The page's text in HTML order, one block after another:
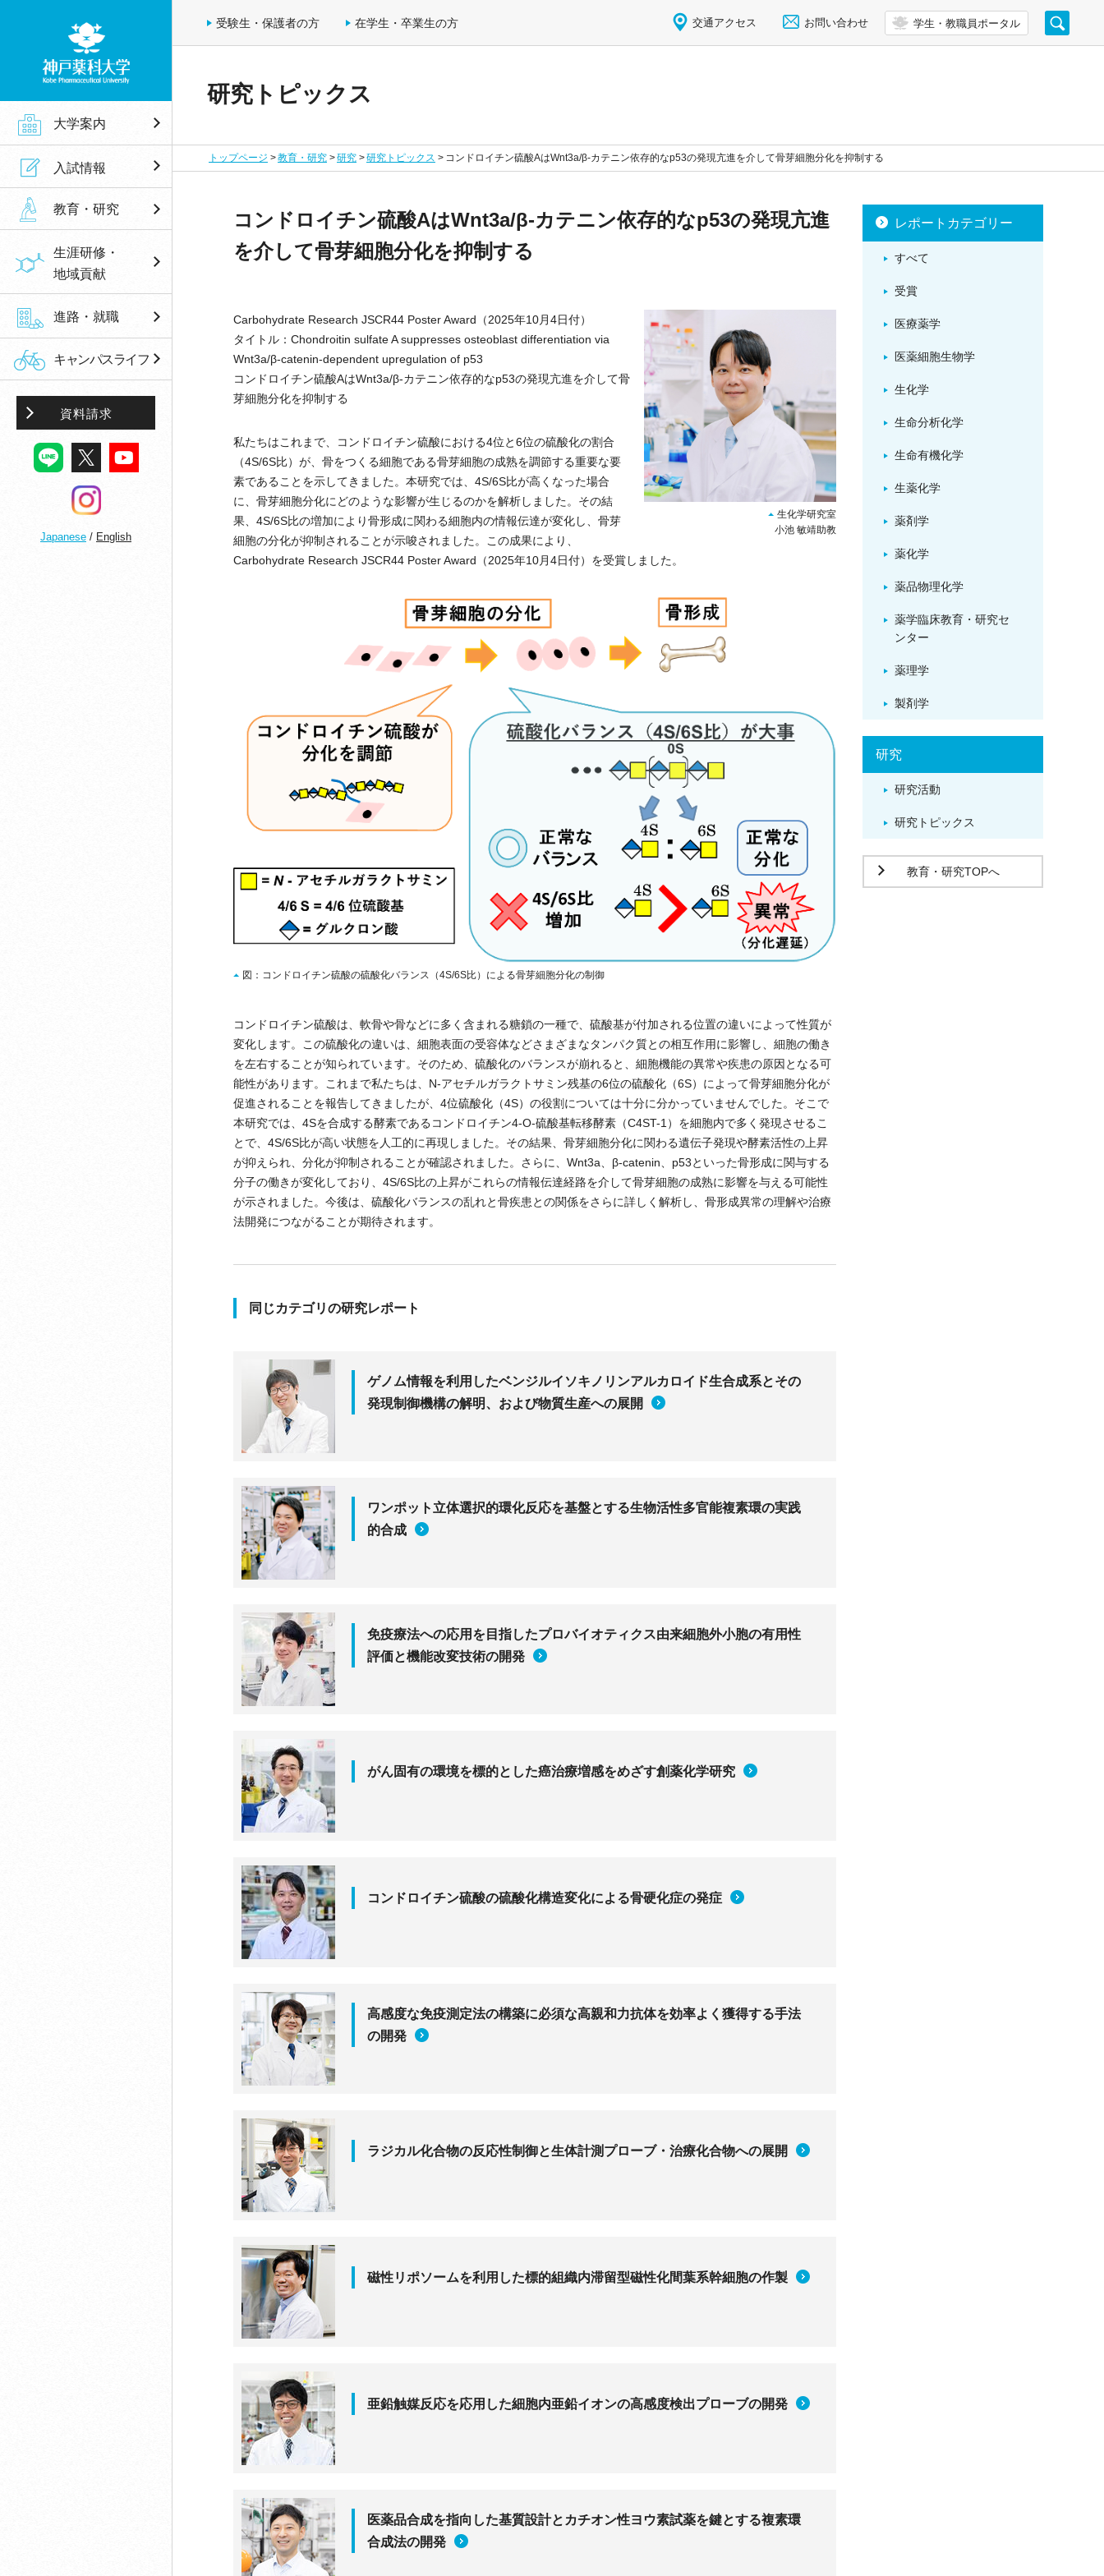
研究トピックス
トップページ 教育・研究 研究 研究トピックス コンドロイチン硫酸AはWnt3a/β-カテニン依存的なp53の発現亢進を介して骨芽細胞分化を抑制する
コンドロイチン硫酸AはWnt3a/β-カテニン依存的なp53の発現亢進
を介して骨芽細胞分化を抑制する
生化学研究室
小池 敏靖助教
Carbohydrate Research JSCR44 Poster Award（2025年10月4日付）
タイトル：Chondroitin sulfate A suppresses osteoblast differentiation via
Wnt3a/β-catenin-dependent upregulation of p53
コンドロイチン硫酸AはWnt3a/β-カテニン依存的なp53の発現亢進を介して骨
芽細胞分化を抑制する
私たちはこれまで、コンドロイチン硫酸における4位と6位の硫酸化の割合
（4S/6S比）が、骨をつくる細胞である骨芽細胞の成熟を調節する重要な要
素であることを示してきました。本研究では、4S/6S比が高くなった場合
に、骨芽細胞分化にどのような影響が生じるのかを解析しました。その結
果、4S/6S比の増加により骨形成に関わる細胞内の情報伝達が変化し、骨芽
細胞の分化が抑制されることが示唆されました。この成果により、
Carbohydrate Research JSCR44 Poster Award（2025年10月4日付）を受賞しました。
図：コンドロイチン硫酸の硫酸化バランス（4S/6S比）による骨芽細胞分化の制御
コンドロイチン硫酸は、軟骨や骨などに多く含まれる糖鎖の一種で、硫酸基が付加される位置の違いによって性質が
変化します。この硫酸化の違いは、細胞表面の受容体などさまざまなタンパク質との相互作用に影響し、細胞の働き
を左右することが知られています。そのため、硫酸化のバランスが崩れると、細胞機能の異常や疾患の原因となる可
能性があります。これまで私たちは、N-アセチルガラクトサミン残基の6位の硫酸化（6S）によって骨芽細胞分化が
促進されることを報告してきましたが、4位硫酸化（4S）の役割については十分に分かっていませんでした。そこで
本研究では、4Sを合成する酵素であるコンドロイチン4-O-硫酸基転移酵素（C4ST-1）を細胞内で多く発現させるこ
とで、4S/6S比が高い状態を人工的に再現しました。その結果、骨芽細胞分化に関わる遺伝子発現や酵素活性の上昇
が抑えられ、分化が抑制されることが確認されました。さらに、Wnt3a、β-catenin、p53といった骨形成に関与する
分子の働きが変化しており、4S/6S比の上昇がこれらの情報伝達経路を介して骨芽細胞の成熟に影響を与える可能性
が示されました。今後は、硫酸化バランスの乱れと骨疾患との関係をさらに詳しく解析し、骨形成異常の理解や治療
法開発につながることが期待されます。
同じカテゴリの研究レポート
ゲノム情報を利用したベンジルイソキノリンアルカロイド生合成系とその
発現制御機構の解明、および物質生産への展開
ワンポット立体選択的環化反応を基盤とする生物活性多官能複素環の実践
的合成
免疫療法への応用を目指したプロバイオティクス由来細胞外小胞の有用性
評価と機能改変技術の開発
がん固有の環境を標的とした癌治療増感をめざす創薬化学研究
コンドロイチン硫酸の硫酸化構造変化による骨硬化症の発症
高感度な免疫測定法の構築に必須な高親和力抗体を効率よく獲得する手法
の開発
ラジカル化合物の反応性制御と生体計測プローブ・治療化合物への展開
磁性リポソームを利用した標的組織内滞留型磁性化間葉系幹細胞の作製
亜鉛触媒反応を応用した細胞内亜鉛イオンの高感度検出プローブの開発
医薬品合成を指向した基質設計とカチオン性ヨウ素試薬を鍵とする複素環
合成法の開発
レポートカテゴリー
すべて
受賞
医療薬学
医薬細胞生物学
生化学
生命分析化学
生命有機化学
生薬化学
薬剤学
薬化学
薬品物理化学
薬学臨床教育・研究セ
ンター
薬理学
製剤学
研究
研究活動
研究トピックス
教育・研究TOPへ
神戸薬科大学
大学案内
入試情報
教育・研究
生涯研修・
地域貢献
進路・就職
キャンパスライフ
資料請求
Japanese / English
受験生・保護者の方 在学生・卒業生の方 交通アクセス お問い合わせ 学生・教職員ポータル